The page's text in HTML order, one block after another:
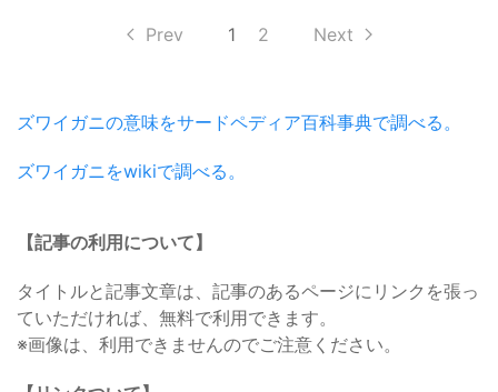
Prev 1 2 Next
ズワイガニの意味をサードペディア百科事典で調べる。
ズワイガニをwikiで調べる。
【記事の利用について】
タイトルと記事文章は、記事のあるページにリンクを張っ
ていただければ、無料で利用できます。
※画像は、利用できませんのでご注意ください。